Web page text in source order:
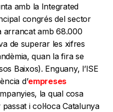
amb la Integrated
congrés del sector
arrancat amb 68.000
de superar les xifres
quan la fira se
Baixos). Enguany, l’ISE
d’empreses
la qual cosa
i col·loca Catalunya